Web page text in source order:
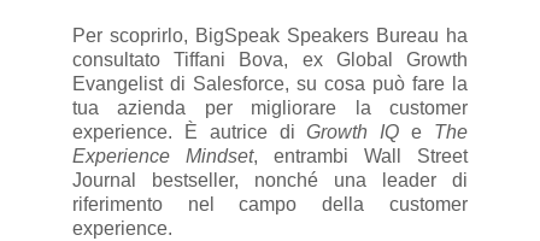
Per scoprirlo, BigSpeak Speakers Bureau ha
consultato Tiffani Bova, ex Global Growth
Evangelist di Salesforce, su cosa può fare la
tua azienda per migliorare la customer
experience. È autrice diGrowth IQ e The
Experience Mindset, entrambi Wall Street
Journal bestseller, nonché una leader di
riferimento nel campo della customer
experience.